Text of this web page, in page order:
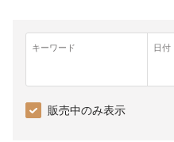
キーワード 日付
販売中のみ表示